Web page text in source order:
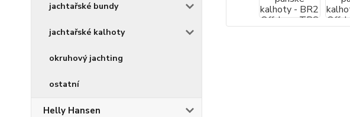
jachtařské bundy
jachtařské kalhoty
okruhový jachting
ostatní
Helly Hansen